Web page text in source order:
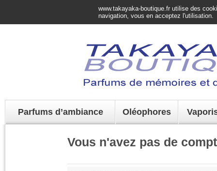
www.takayaka-boutique.fr utilise des
navigation, vous en acceptez l'utilisation.
Parfums d’ambiance Oléophores
Vous n'avez pas de